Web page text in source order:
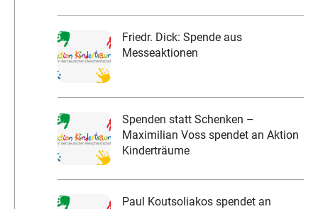
Friedr. Dick: Spende aus
Messeaktionen
Spenden statt Schenken –
Maximilian Voss spendet an Aktion
Kinderträume
Paul Koutsoliakos spendet an